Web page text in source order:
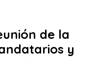
de la
y